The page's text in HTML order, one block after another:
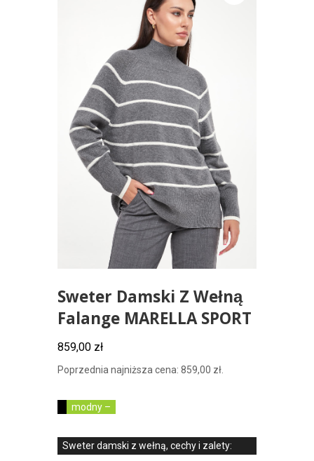
Sweter Damski Z Wełną
Falange MARELLA SPORT
859,00 zł
Poprzednia najniższa cena: 859,00 zł.
modny –
Sweter damski z wełną, cechy i zalety: